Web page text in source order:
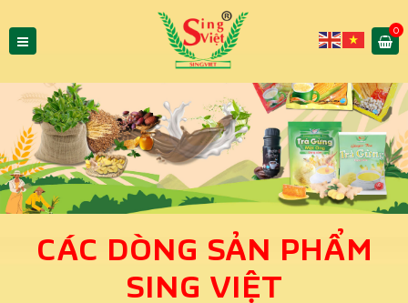
0
CÁC DÒNG SẢN PHẨM
SING VIỆT